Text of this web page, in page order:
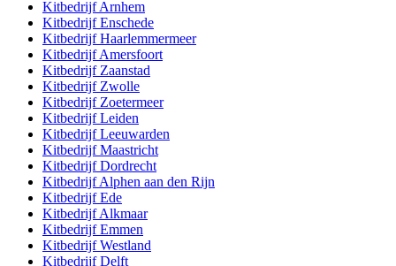
KitbedrijfArnhem
KitbedrijfEnschede
KitbedrijfHaarlemmermeer
KitbedrijfAmersfoort
Kitbedrijf Zaanstad
Kitbedrijf Zwolle
Kitbedrijf Zoetermeer
KitbedrijfLeiden
KitbedrijfLeeuwarden
KitbedrijfMaastricht
KitbedrijfDordrecht
KitbedrijfAlphen aan den Rijn
KitbedrijfEde
KitbedrijfAlkmaar
KitbedrijfEmmen
KitbedrijfWestland
KitbedrijfDelft